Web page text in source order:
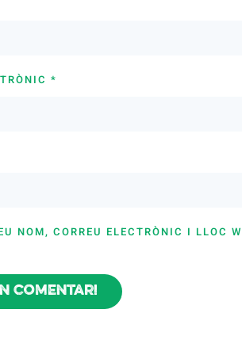
*
NOM, CORREU ELECTRÒNIC I LLOC
comentari